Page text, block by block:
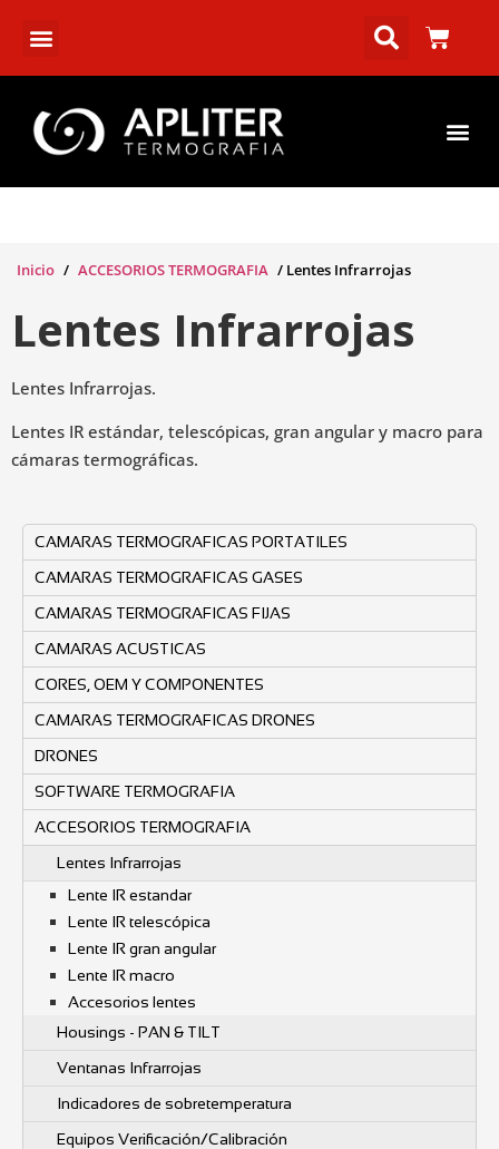
Inicio / ACCESORIOS TERMOGRAFIA / Lentes Infrarrojas
Lentes Infrarrojas
Lentes Infrarrojas.
Lentes IR estándar, telescópicas, gran angular y macro para
cámaras termográficas.
CAMARAS TERMOGRAFICAS PORTATILES
CAMARAS TERMOGRAFICAS GASES
CAMARAS TERMOGRAFICAS FIJAS
CAMARAS ACUSTICAS
CORES, OEM Y COMPONENTES
CAMARAS TERMOGRAFICAS DRONES
DRONES
SOFTWARE TERMOGRAFIA
ACCESORIOS TERMOGRAFIA
Lentes Infrarrojas
Lente IR estandar
Lente IR telescópica
Lente IR gran angular
Lente IR macro
Accesorios lentes
Housings - PAN & TILT
Ventanas Infrarrojas
Indicadores de sobretemperatura
Equipos Verificación/Calibración